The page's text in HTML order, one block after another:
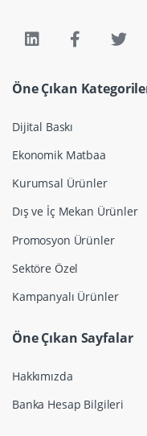
Öne Çıkan
Dijital Baskı
Ekonomik Matbaa
Kurumsal Ürünler
Dış ve İç Mekan Ürünler
Promosyon Ürünler
Sektöre Özel
Kampanyalı Ürünler
Öne Çıkan Sayfalar
Hakkımızda
Banka Hesap Bilgileri